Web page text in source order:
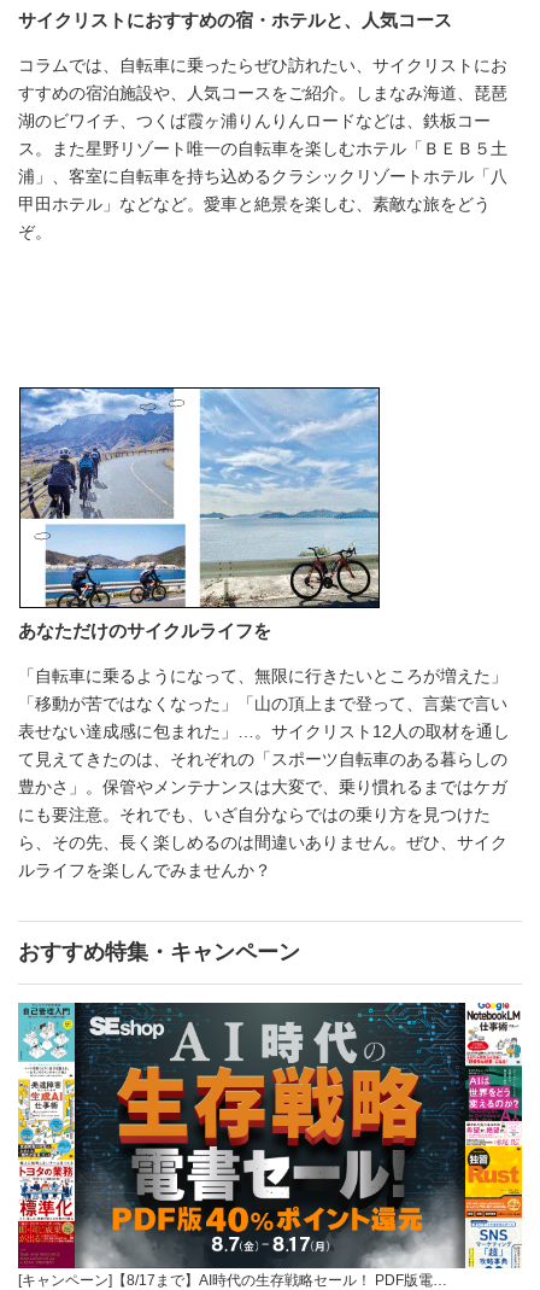
サイクリストにおすすめの宿・ホテルと、人気コース
コラムでは、自転車に乗ったらぜひ訪れたい、サイクリストにお
すすめの宿泊施設や、人気コースをご紹介。しまなみ海道、琵琶
湖のビワイチ、つくば霞ヶ浦りんりんロードなどは、鉄板コー
ス。また星野リゾート唯一の自転車を楽しむホテル「ＢＥＢ５土
浦」、客室に自転車を持ち込めるクラシックリゾートホテル「八
甲田ホテル」などなど。愛車と絶景を楽しむ、素敵な旅をどう
ぞ。
あなただけのサイクルライフを
「自転車に乗るようになって、無限に行きたいところが増えた」
「移動が苦ではなくなった」「山の頂上まで登って、言葉で言い
表せない達成感に包まれた」…。サイクリスト12人の取材を通し
て見えてきたのは、それぞれの「スポーツ自転車のある暮らしの
豊かさ」。保管やメンテナンスは大変で、乗り慣れるまではケガ
にも要注意。それでも、いざ自分ならではの乗り方を見つけた
ら、その先、長く楽しめるのは間違いありません。ぜひ、サイク
ルライフを楽しんでみませんか？
おすすめ特集・キャンペーン
[キャンペーン]【8/17まで】AI時代の生存戦略セール！ PDF版電…